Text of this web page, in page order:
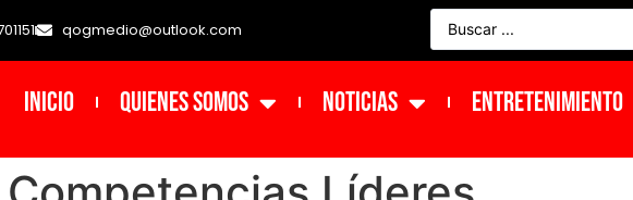
qogmedio@outlook.com
INICIO Quienes Somos NOTICIAS ENTRETENIMIENTO